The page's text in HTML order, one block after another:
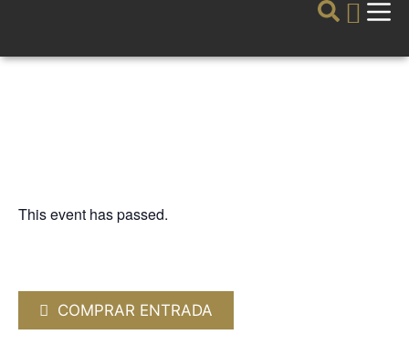
This event has passed.
COMPRAR ENTRADA